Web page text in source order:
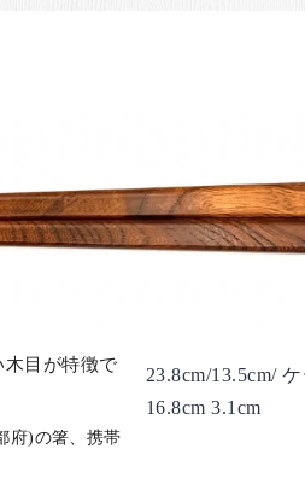
目が特徴で
府)の箸、携帯
23.8cm/13.5cm/
16.8cm 3.1cm